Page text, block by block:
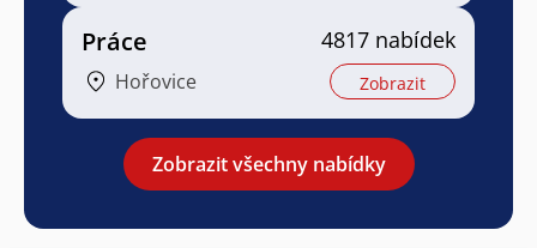
Práce
Hořovice
4817 nabídek
Zobrazit
Zobrazit všechny nabídky